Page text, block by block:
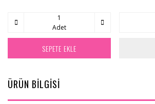
Adet
SEPETE EKLE
ÜRÜN BİLGİSİ